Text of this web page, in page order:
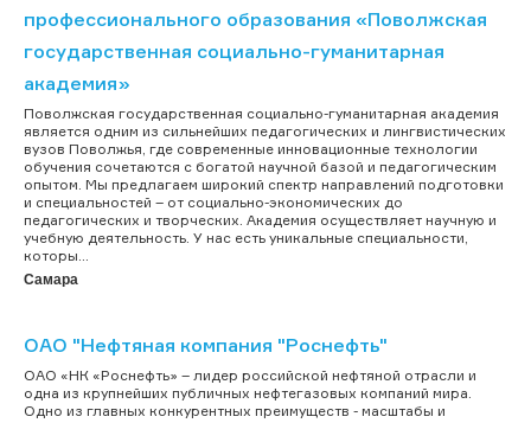
профессионального образования «Поволжская
государственная социально-гуманитарная
академия»
Поволжская государственная социально-гуманитарная академия
является одним из сильнейших педагогических и лингвистических
вузов Поволжья, где современные инновационные технологии
обучения сочетаются с богатой научной базой и педагогическим
опытом. Мы предлагаем широкий спектр направлений подготовки
и специальностей – от социально-экономических до
педагогических и творческих. Академия осуществляет научную и
учебную деятельность. У нас есть уникальные специальности,
которы...
Самара
ОАО "Нефтяная компания "Роснефть"
ОАО «НК «Роснефть» – лидер российской нефтяной отрасли и
одна из крупнейших публичных нефтегазовых компаний мира.
Одно из главных конкурентных преимуществ - масштабы и